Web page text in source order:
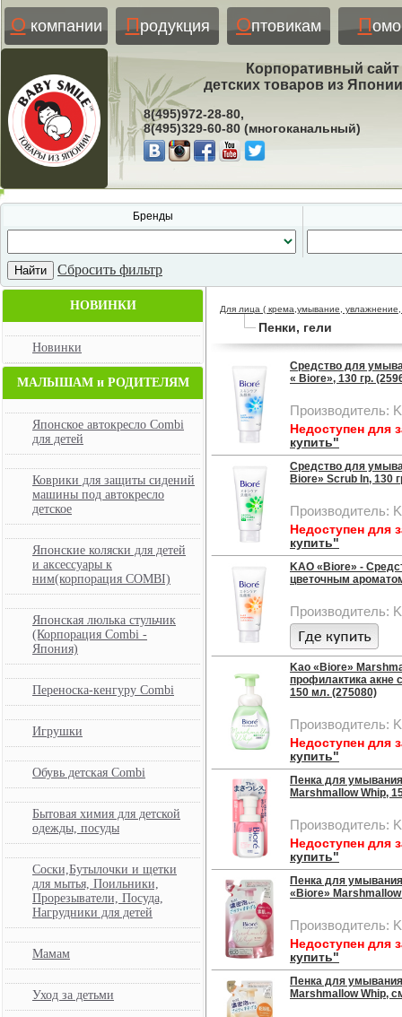
Окомпании Продукция Оптовикам П
Корпоративный
детских товаров из
8(495)972-28-80,
8(495)329-60-80 (многоканальный)
Бренды
Сбросить фильтр
НОВИНКИ
Новинки
МАЛЫШАМ и РОДИТЕЛЯМ
Японское автокресло Combi
для детей
Коврики для защиты сидений
машины под автокресло
детское
Японские коляски для детей
и аксессуары к
ним(корпорация COMBI)
Японская люлька стульчик
(Корпорация Combi -
Япония)
Переноска-кенгуру Combi
Игрушки
Обувь детская Combi
Бытовая химия для детской
одежды, посуды
Соски,Бутылочки и щетки
для мытья, Поильники,
Прорезыватели, Посуда,
Нагрудники для детей
Мамам
Уход за детьми
Для лица ( крема,умывание, увлажнение,
Пенки, гели
Средство для
« Biore», 130 гр.
Производитель:
Недоступен для
купить"
Средство для
Biore» Scrub In, 130
Производитель:
Недоступен для
купить"
KAO «Biore» -
цветочным
Производитель:
Kao «Biore»
профилактика акне
150 мл. (275080)
Производитель:
Недоступен для
купить"
Пенка для
Marshmallow Whip,
Производитель:
Недоступен для
купить"
Пенка для
«Biore»
Производитель:
Недоступен для
купить"
Пенка для
Marshmallow Whip,